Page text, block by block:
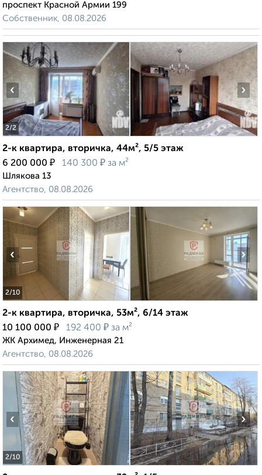
проспект Красной Армии 199
Собственник, 08.08.2026
2/2
‹ ›
2-к квартира, вторичка, 44м², 5/5 этаж
6 200 000 ₽ 140 300 ₽ за м²
Шлякова 13
Агентство, 08.08.2026
2/10
‹ ›
2-к квартира, вторичка, 53м², 6/14 этаж
10 100 000 ₽ 192 400 ₽ за м²
ЖК Архимед, Инженерная 21
Агентство, 08.08.2026
2/10
‹ ›